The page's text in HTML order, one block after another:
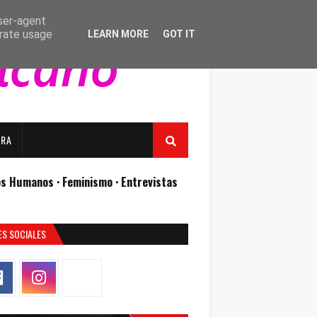
Humanos · Feminismo · Entrevistas
SOCIALES
agent
usage
LEARN MORE GOT IT